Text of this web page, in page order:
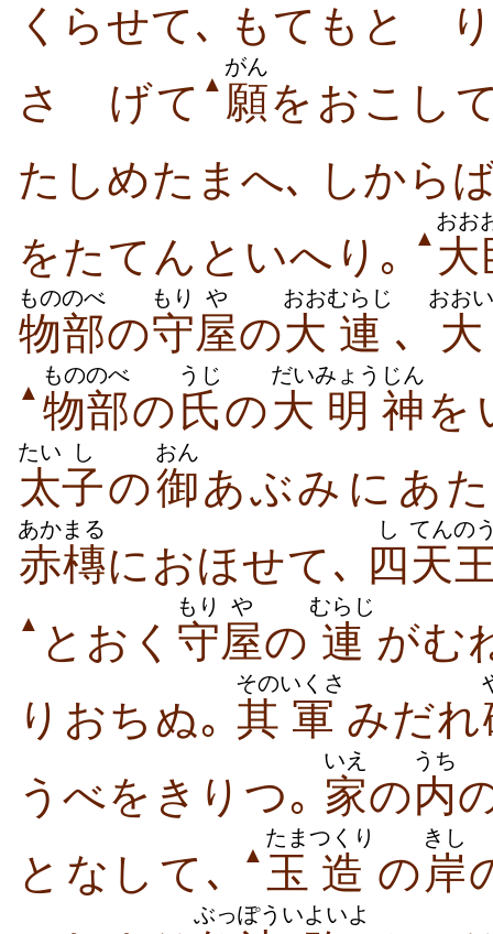
くら​せ​て､ もて​もとゞ
さゝげ​て ▲ 願
がん
を​おこし​
た​しめ​たまへ､ しから
を​たて​ん​と​いへ​り｡
▲ 大
おお
物部
もののべ
の守
もり
屋
や
の大
おお
連
むらじ
､ 大
おおい
▲ 物部
もののべ
の氏
うじ
の大
だい
明
みょう
神
じん
を​
太
たい
子
し
の御
おん
あぶみ​に​あ
赤槫
あかまる
に​おほせ​て､ 四
し
天
てんの
▲ とおく 守
もり
屋
や
の 連
むらじ
が​む
り​おち​ぬ｡ 其
その
軍
いくさ
みだれ
うべ​を​きり​つ｡ 家
いえ
の内
うち
と​なし​て､
▲ 玉
たま
造
つくり
の 岸
きし
ぶっぽう いよいよ